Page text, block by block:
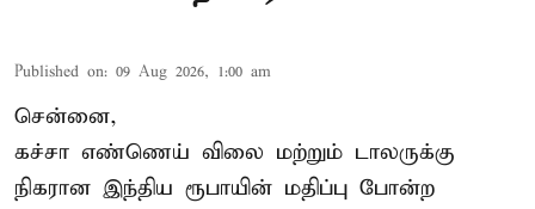
Published on: 09 Aug 2026, 1:00 am
சென்னை,
கச்சா எண்ணெய் விலை மற்றும் டாலருக்கு
நிகரான இந்திய ரூபாயின் மதிப்பு போன்ற